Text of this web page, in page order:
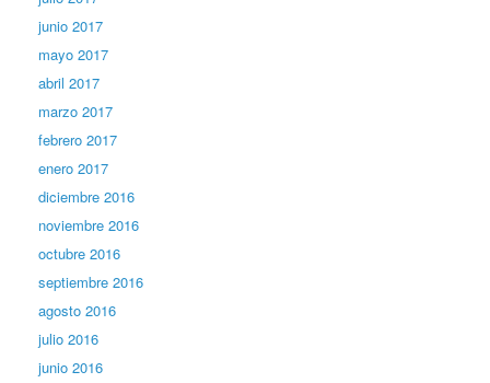
junio 2017
mayo 2017
abril 2017
marzo 2017
febrero 2017
enero 2017
diciembre 2016
noviembre 2016
octubre 2016
septiembre 2016
agosto 2016
julio 2016
junio 2016